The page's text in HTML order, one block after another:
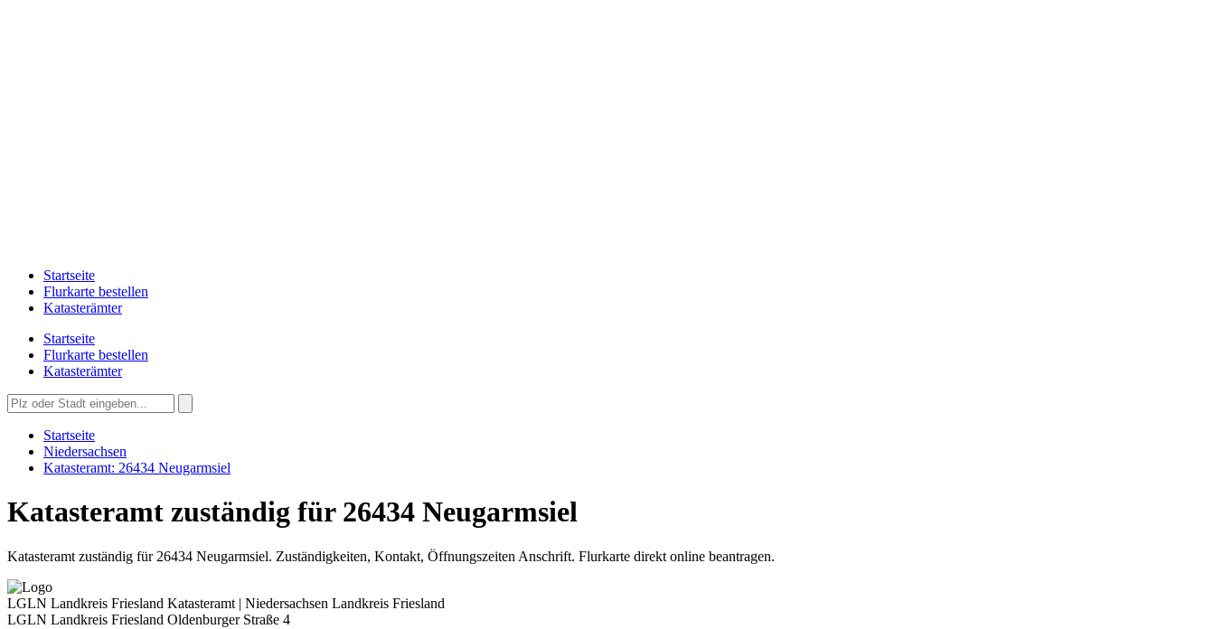
Startseite
Flurkarte bestellen
Katasterämter
Startseite
Flurkarte bestellen
Katasterämter
Startseite
Niedersachsen
Katasteramt: 26434 Neugarmsiel
Katasteramt zuständig für 26434 Neugarmsiel
Katasteramt zuständig für 26434 Neugarmsiel. Zuständigkeiten, Kontakt, Öffnungszeiten Anschrift. Flurkarte direkt online beantragen.
LGLN Landkreis Friesland Katasteramt | Niedersachsen Landkreis Friesland
LGLN Landkreis Friesland Oldenburger Straße 4